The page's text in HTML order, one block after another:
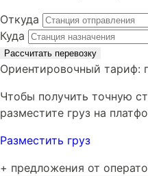
Откуда
Куда
Рассчитать перевозку
Ориентировочный тариф:
Чтобы получить точную
разместите груз на
Разместить груз
+ предложения от